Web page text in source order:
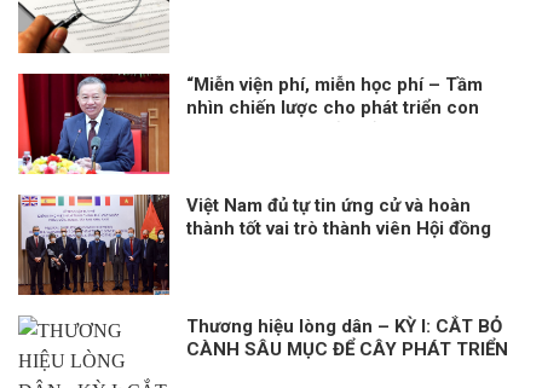
“Miễn viện phí, miễn học phí – Tầm
nhìn chiến lược cho phát triển con
Việt Nam đủ tự tin ứng cử và hoàn
thành tốt vai trò thành viên Hội đồng
Thương hiệu lòng dân – KỲ I: CẮT BỎ
CÀNH SÂU MỤC ĐỂ CÂY PHÁT TRIỂN